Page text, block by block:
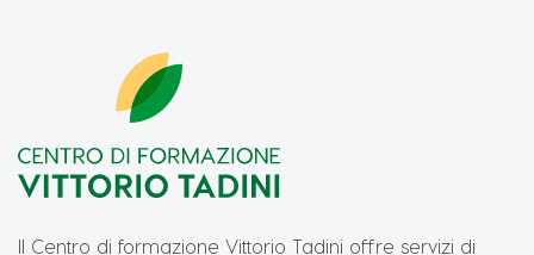
Il Centro di formazione Vittorio Tadini offre servizi di